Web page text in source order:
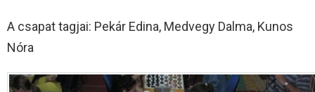
A csapat tagjai: Pekár Edina, Medvegy Dalma, Kunos
Nóra